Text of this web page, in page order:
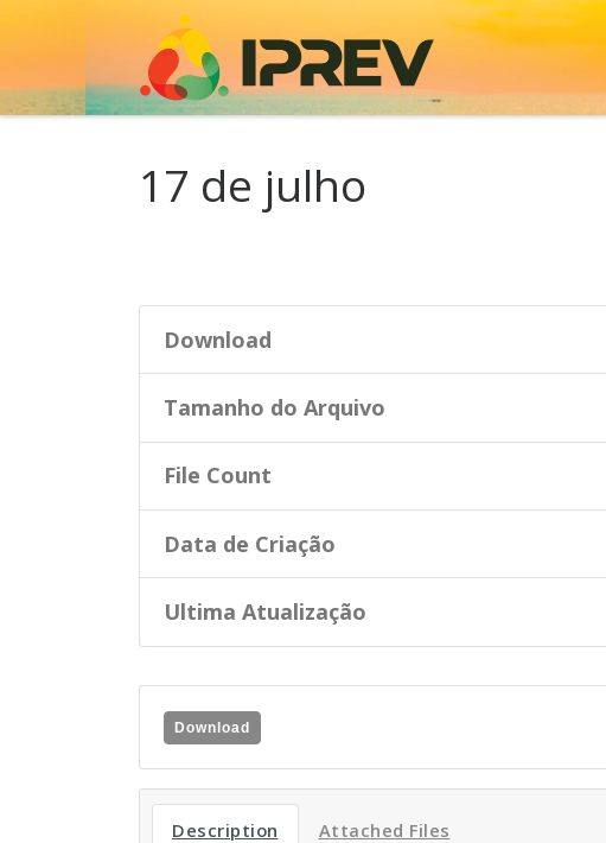
Skip to content
17 de julho
Download
Tamanho do Arquivo
File Count
Data de Criação
Ultima Atualização
Download
Description Attached Files